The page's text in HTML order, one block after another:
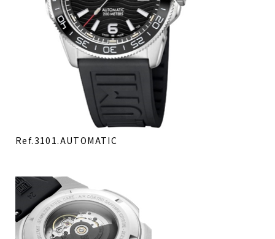
Ref.3101.AUTOMATIC